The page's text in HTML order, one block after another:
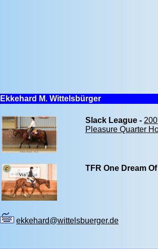
Ekkehard M. Wittelsbürger
Slack League -
Pleasure Quarter
TFR One Dream
ekkehard@wittelsbuerger.de